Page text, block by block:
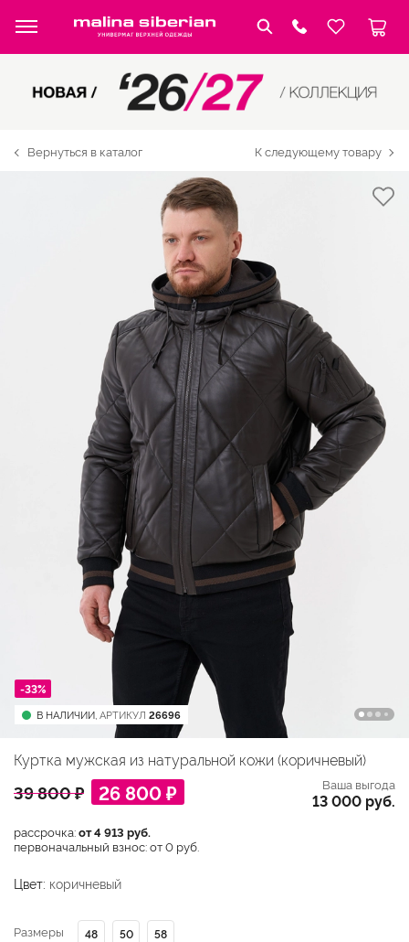
Вернуться в каталог К следующему товару
-33%
В НАЛИЧИИ, АРТИКУЛ 26696
Куртка мужская из натуральной кожи (коричневый)
39 800 ₽ 26 800 ₽ Ваша выгода
13 000 руб.
рассрочка:от 4 913 руб.
первоначальный взнос: от 0 руб.
Цвет: коричневый
Размеры 48 50 58